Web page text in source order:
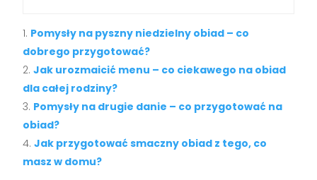
Pomysły na pyszny niedzielny obiad – co
dobrego przygotować?
Jak urozmaicić menu – co ciekawego na obiad
dla całej rodziny?
Pomysły na drugie danie – co przygotować na
obiad?
Jak przygotować smaczny obiad z tego, co
masz w domu?